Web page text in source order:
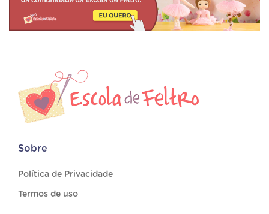
Sobre
Política de Privacidade
Termos de uso